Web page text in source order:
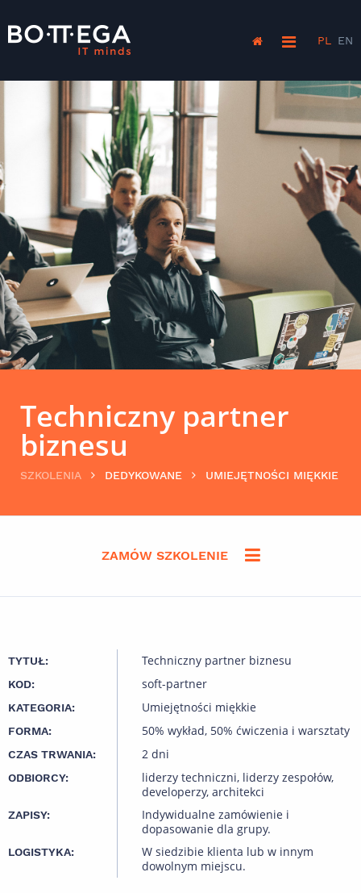
PL EN
Techniczny partner
biznesu
SZKOLENIA DEDYKOWANE UMIEJĘTNOŚCI MIĘKKIE
ZAMÓW SZKOLENIE
TYTUŁ: Techniczny partner biznesu
KOD: soft-partner
KATEGORIA: Umiejętności miękkie
FORMA: 50% wykład, 50% ćwiczenia i warsztaty
CZAS TRWANIA: 2 dni
ODBIORCY:
liderzy techniczni, liderzy zespołów,
developerzy, architekci
ZAPISY:
Indywidualne zamówienie i
dopasowanie dla grupy.
LOGISTYKA:
W siedzibie klienta lub w innym
dowolnym miejscu.